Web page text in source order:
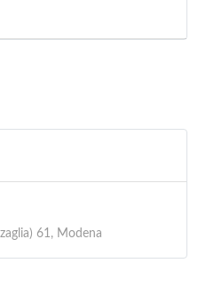
61, Modena